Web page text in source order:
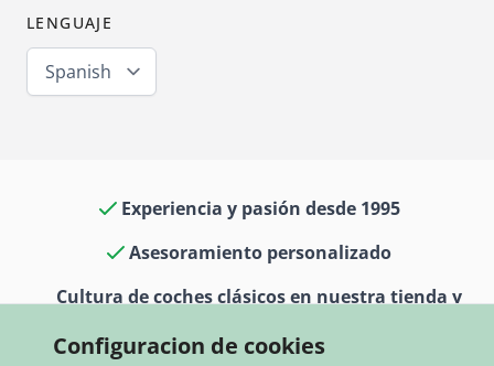
LENGUAJE
Spanish
Experiencia y pasión desde 1995
Asesoramiento personalizado
Cultura de coches clásicos en nuestra tienda y
Configuracion de cookies